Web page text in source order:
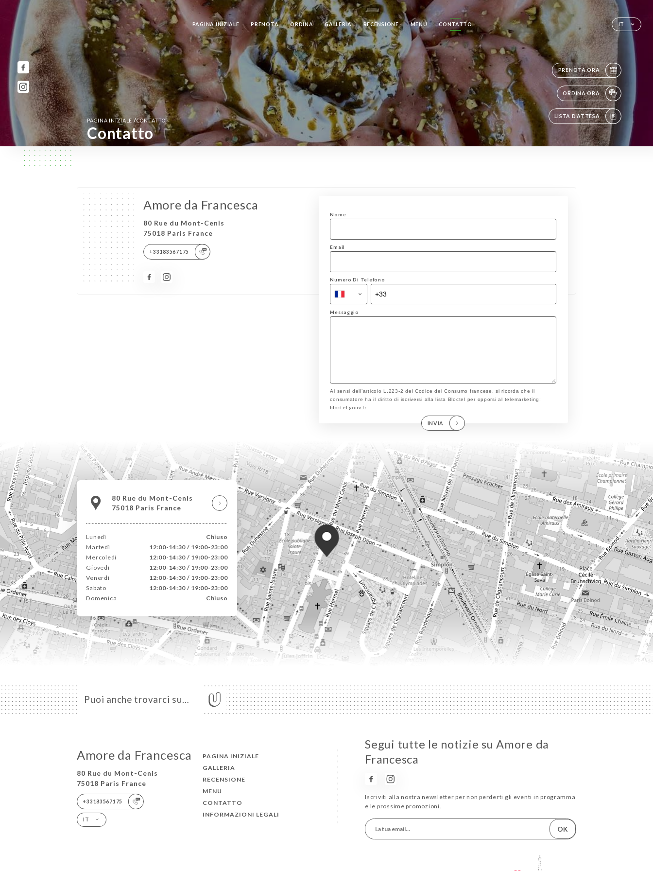
IT
PAGINA INIZIALE PRENOTA ORDINA GALLERIA RECENSIONE MENU CONTATTO
PRENOTA ORA
ORDINA ORA
LISTA D’ATTESA
PAGINA INIZIALE/CONTATTO
Contatto
Amore da Francesca
80 Rue du Mont-Cenis
75018 Paris France
+33183567175
Nome
Email
Numero Di Telefono
Messaggio
Ai sensi dell’articolo L.223-2 del Codice del Consumo francese, si ricorda che il
consumatore ha il diritto di iscriversi alla lista Bloctel per opporsi al telemarketing:
bloctel.gouv.fr
INVIA
80 Rue du Mont-Cenis
75018 Paris France
Lunedì
Chiuso
Martedì
12:00-14:30 / 19:00-23:00
Mercoledì
12:00-14:30 / 19:00-23:00
Giovedì
12:00-14:30 / 19:00-23:00
Venerdì
12:00-14:30 / 19:00-23:00
Sabato
12:00-14:30 / 19:00-23:00
Domenica
Chiuso
Puoi anche trovarci su…
Amore da Francesca
80 Rue du Mont-Cenis
75018 Paris France
+33183567175
IT
PAGINA INIZIALE
GALLERIA
RECENSIONE
MENU
CONTATTO
INFORMAZIONI LEGALI
Segui tutte le notizie su Amore da
Francesca
Iscriviti alla nostra newsletter per non perderti gli eventi in programma
e le prossime promozioni.
OK